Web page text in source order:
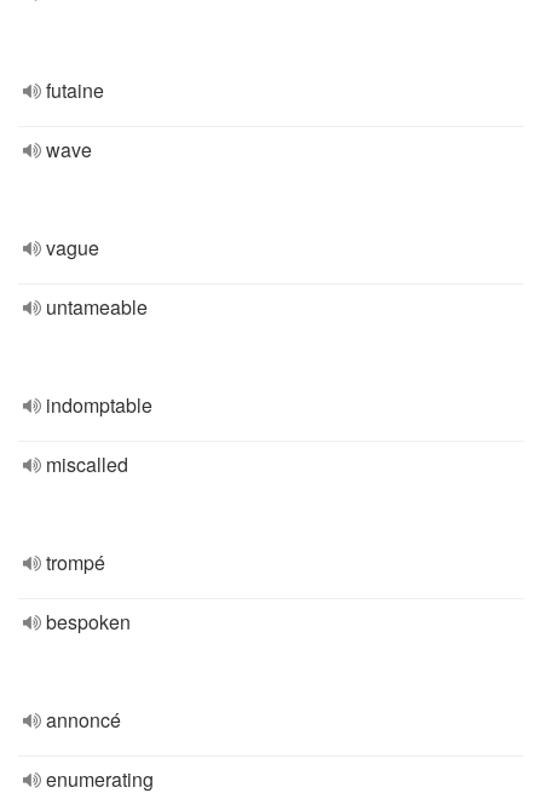
futaine
wave
vague
untameable
indomptable
miscalled
trompé
bespoken
annoncé
enumerating